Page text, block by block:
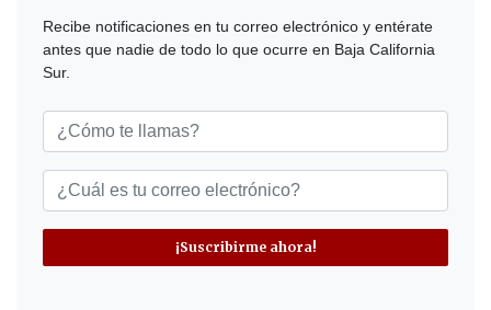
Recibe notificaciones en tu correo electrónico y entérate
antes que nadie de todo lo que ocurre en Baja California
Sur.
¡Suscribirme ahora!